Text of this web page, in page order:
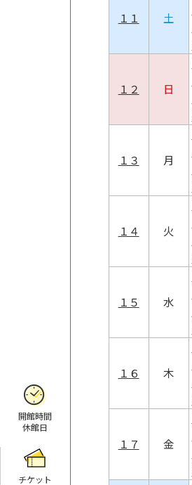
開館時間
休館日
チケット
１１ 土
１２ 日
１３ 月
１４ 火
１５ 水
１６ 木
１７ 金